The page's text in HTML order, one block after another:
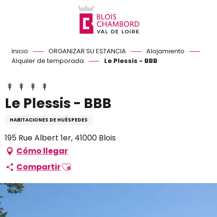
Inicio ORGANIZAR SU ESTANCIA
Alojamiento
Alquiler de temporada
Le Plessis - BBB
Le Plessis - BBB
HABITACIONES DE HUÉSPEDES
195 Rue Albert 1er, 41000 Blois
Cómo llegar
CompartirAjouter aux favoris